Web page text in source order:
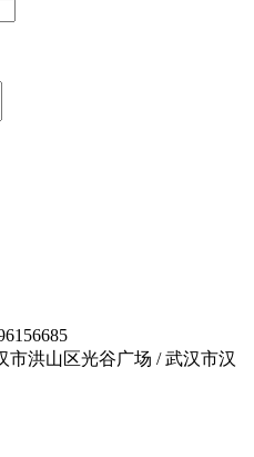
市洪山区光谷广场 / 武汉市汉